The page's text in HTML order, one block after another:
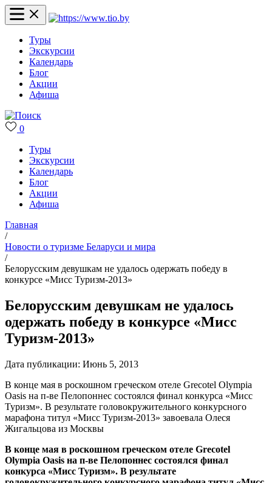
Туры
Экскурсии
Календарь
Блог
Акции
Афиша
0
Туры
Экскурсии
Календарь
Блог
Акции
Афиша
Главная
/
Новости о туризме Беларуси и мира
/
Белорусским девушкам не удалось одержать победу в
конкурсе «Мисс Туризм-2013»
Белорусским девушкам не удалось
одержать победу в конкурсе «Мисс
Туризм-2013»
Дата публикации: Июнь 5, 2013
В конце мая в роскошном греческом отеле Grecotel Olympia
Oasis на п-ве Пелопоннес состоялся финал конкурса «Мисс
Туризм». В результате головокружительного конкурсного
марафона титул «Мисс Туризм-2013» завоевала Олеся
Жигальцова из Москвы
В конце мая в роскошном греческом отеле Grecotel
Olympia Oasis на п-ве Пелопоннес состоялся финал
конкурса «Мисс Туризм». В результате